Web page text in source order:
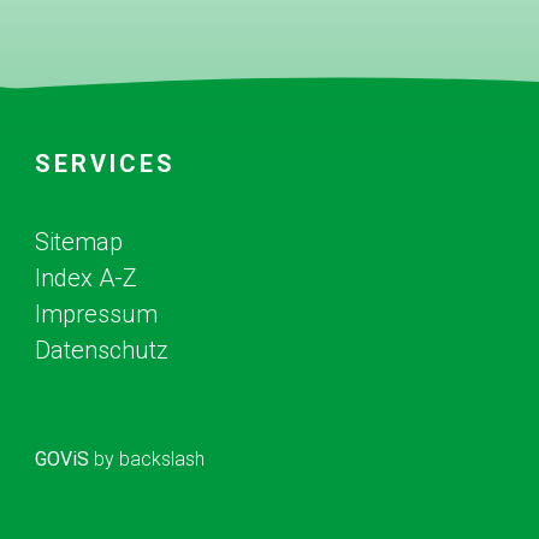
SERVICES
Sitemap
Index A-Z
Impressum
Datenschutz
GOViS by backslash